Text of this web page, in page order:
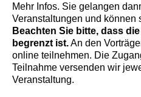
Mehr Infos. Sie gelangen
Veranstaltungen und können
Beachten Sie bitte, dass
begrenzt ist.An den
online teilnehmen. Die
Teilnahme versenden wir
Veranstaltung.